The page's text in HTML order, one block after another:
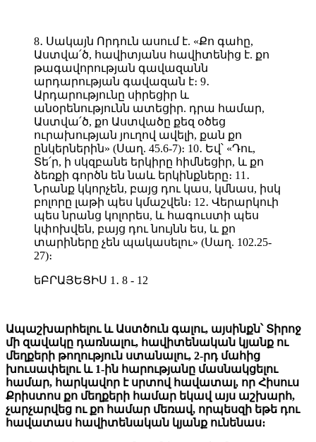
8․ Սակայն Որդուն ասում է. «Քո գահը,
Աստվա՛ծ, հավիտյանս հավիտենից է. քո
թագավորության գավազանն
արդարության գավազան է։ 9․
Արդարությունը սիրեցիր և
անօրենությունն ատեցիր. դրա համար,
Աստվա՛ծ, քո Աստվածը քեզ օծեց
ուրախության յուղով ավելի, քան քո
ընկերներին» (Սաղ. 45.6-7)։ 10․ Եվ՝ «Դու,
Տե՛ր, ի սկզբանե երկիրը հիմնեցիր, և քո
ձեռքի գործն են նաև երկինքները։ 11․
Նրանք կկորչեն, բայց դու կաս, կմնաս, իսկ
բոլորը լաթի պես կմաշվեն։ 12․ Վերարկուի
պես նրանց կոլորես, և հագուստի պես
կփոխվեն, բայց դու նույնն ես, և քո
տարիները չեն պակասելու» (Սաղ. 102.25-
27)։
եԲՐԱՅԵՑԻՍ 1․ 8 - 12
Ապաշխարհելու և Աստծուն գալու, այսինքն՝ Տիրոջ
մի զավակը դառնալու, հավիտենական կյանք ու
մեղքերի թողություն ստանալու, 2-րդ մահից
խուսափելու և 1-ին հարությանը մասնակցելու
համար, հարկավոր է սրտով հավատալ, որ Հիսուս
Քրիստոս քո մեղքերի համար եկավ այս աշխարհ,
չարչարվեց ու քո համար մեռավ, որպեսզի եթե դու
հավատաս հավիտենական կյանք ունենաս։